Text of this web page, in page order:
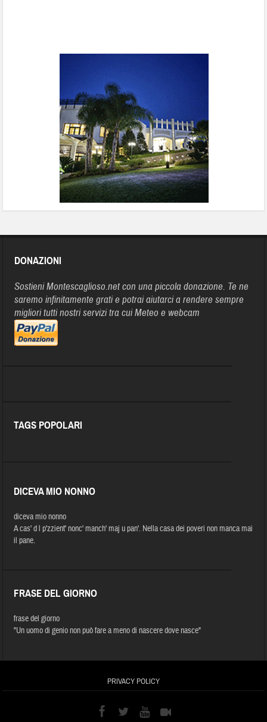
DONAZIONI
Sostieni Montescaglioso.net con una piccola donazione. Te ne
saremo infinitamente grati e potrai aiutarci a rendere sempre
migliori tutti nostri servizi tra cui Meteo e webcam
TAGS POPOLARI
DICEVA MIO NONNO
diceva mio nonno
A cas' d l p'zzient' nonc' manch' maj u pan'. Nella casa dei poveri non manca mai
il pane.
FRASE DEL GIORNO
frase del giorno
"Un uomo di genio non può fare a meno di nascere dove nasce"
PRIVACY POLICY